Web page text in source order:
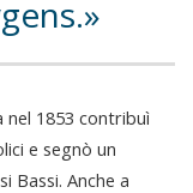
nel 1853 contribuì
e segnò un
Bassi. Anche a